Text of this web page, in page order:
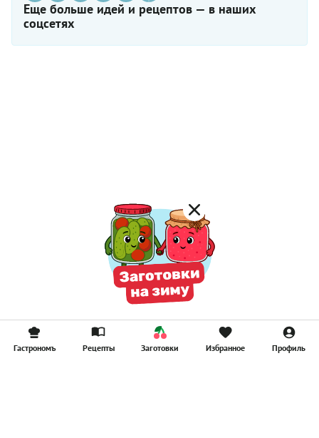
Еще больше идей и рецептов — в наших
соцсетях
Гастрономъ Рецепты Заготовки Избранное Профиль